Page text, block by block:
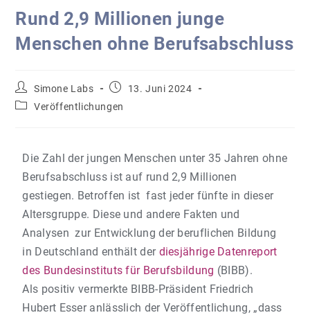
Rund 2,9 Millionen junge
Menschen ohne Berufsabschluss
Simone Labs
13. Juni 2024
Veröffentlichungen
Die Zahl der jungen Menschen unter 35 Jahren ohne
Berufsabschluss ist auf rund 2,9 Millionen
gestiegen. Betroffen ist fast jeder fünfte in dieser
Altersgruppe. Diese und andere Fakten und
Analysen zur Entwicklung der beruflichen Bildung
in Deutschland enthält der diesjährige Datenreport
des Bundesinstituts für Berufsbildung (BIBB).
Als positiv vermerkte BIBB-Präsident Friedrich
Hubert Esser anlässlich der Veröffentlichung, „dass